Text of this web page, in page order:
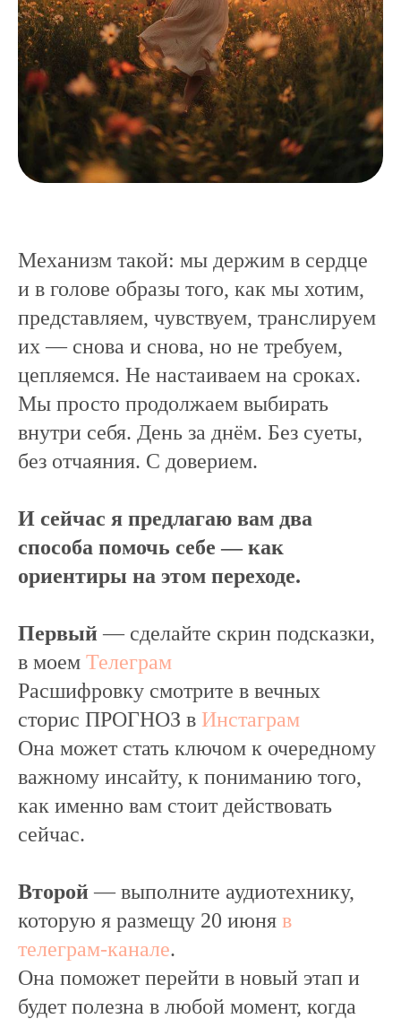
Механизм такой: мы держим в сердце
и в голове образы того, как мы хотим,
представляем, чувствуем, транслируем
их — снова и снова, но не требуем,
цепляемся. Не настаиваем на сроках.
Мы просто продолжаем выбирать
внутри себя. День за днём. Без суеты,
без отчаяния. С доверием.
И сейчас я предлагаю вам два
способа помочь себе — как
ориентиры на этом переходе.
Первый— сделайте скрин подсказки,
в моем Телеграм
Расшифровку смотрите в вечных
сторис ПРОГНОЗ в Инстаграм
Она может стать ключом к очередному
важному инсайту, к пониманию того,
как именно вам стоит действовать
сейчас.
Второй— выполните аудиотехнику,
которую я размещу 20 июня в
телеграм-канале.
Она поможет перейти в новый этап и
будет полезна в любой момент, когда